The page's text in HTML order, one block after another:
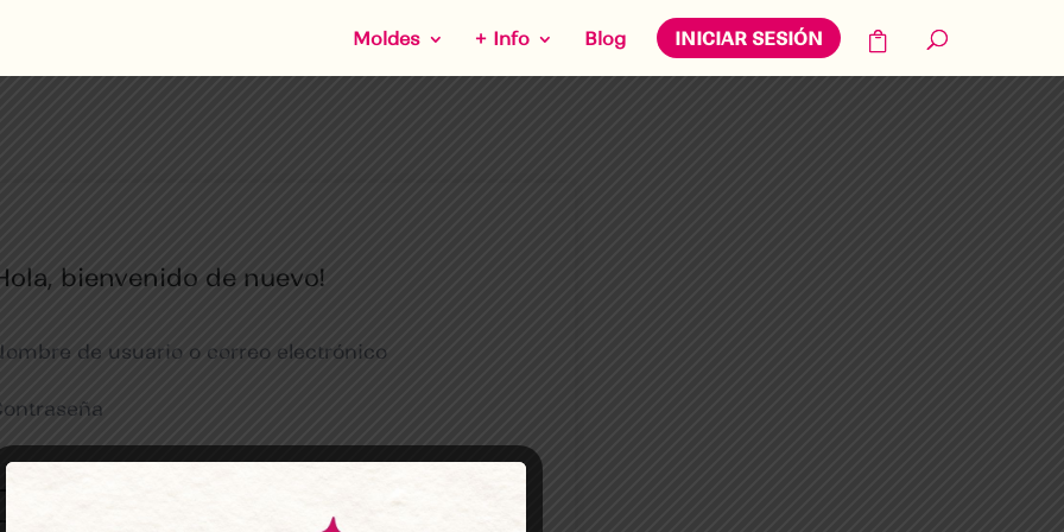
Moldes + Info Blog INICIAR SESIÓN
bienvenido de nuevo!